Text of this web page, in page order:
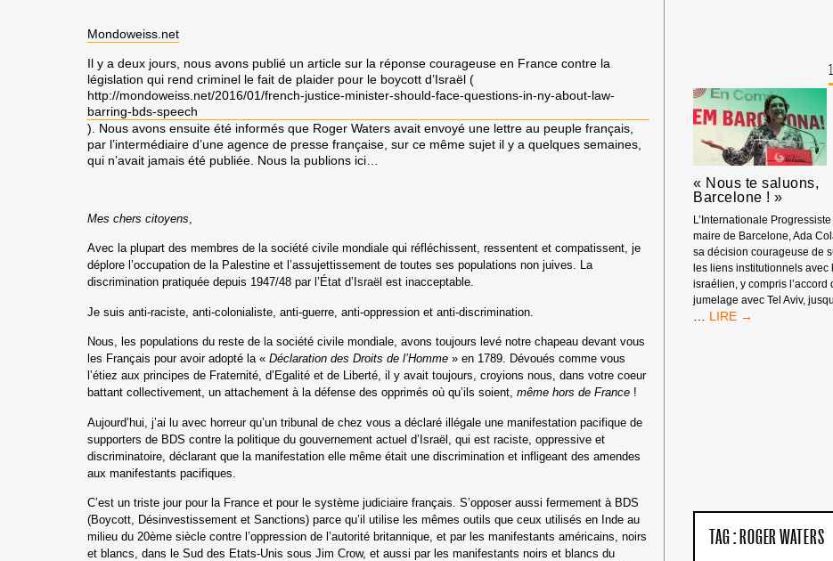
Mondoweiss.net
Il y a deux jours, nous avons publié un article sur la réponse courageuse en France contre la
législation qui rend criminel le fait de plaider pour le boycott d’Israël (
http://mondoweiss.net/2016/01/french-justice-minister-should-face-questions-in-ny-about-law-
barring-bds-speech
). Nous avons ensuite été informés que Roger Waters avait envoyé une lettre au peuple français,
par l’intermédiaire d’une agence de presse française, sur ce même sujet il y a quelques semaines,
qui n’avait jamais été publiée. Nous la publions ici…
Mes chers citoyens
Avec la plupart des membres de la société civile mondiale qui réfléchissent, ressentent et compatissent, je
déplore l’occupation de la Palestine et l’assujettissement de toutes ses populations non juives. La
discrimination pratiquée depuis 1947/48 par l’État d’Israël est inacceptable.
Je suis anti-raciste, anti-colonialiste, anti-guerre, anti-oppression et anti-discrimination.
Nous, les populations du reste de la société civile mondiale, avons toujours levé notre chapeau devant vous
les Français pour avoir adopté la «Déclaration des Droits de l’Homme» en 1789. Dévoués comme vous
l’étiez aux principes de Fraternité, d’Egalité et de Liberté,il y avait toujours, croyions nous, dans votre coeur
battant collectivement, un attachement à la défense des opprimés où qu’ils soient,même hors de France !
Aujourd’hui, j’ai lu avec horreur qu’un tribunal de chez vous a déclaré illégale une manifestation pacifique de
supporters de BDS contre la politique du gouvernement actuel d’Israël, qui est raciste, oppressive et
discriminatoire, déclarant que la manifestation elle mêmeétait une discriminationet infligeant des amendes
aux manifestants pacifiques.
C’est un triste jour pour la France et pour le système judiciaire français.S’opposer aussi fermement à BDS
(Boycott, Désinvestissement et Sanctions) parce qu’il utilise les mêmes outils que ceux utilisés en Indeau
milieu du 20ème siècle contre l’oppression de l’autorité britannique, et par les manifestants américains, noirs
et blancs,dans le Sud des Etats-Unis sous Jim Crow, et aussi par les manifestants noirs et blancs du
FILM
PAR
« Nous te saluons,
Barcelone ! »
L’Internationale
maire de Barcelone, Ada
sa décision courageuse de
les liens institutionnels avec
israélien, y compris l’accord
jumelage avec Tel Aviv,
« NOUS
TAG : ROGER WATERS